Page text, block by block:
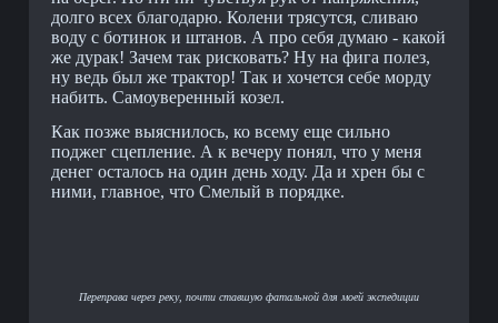
долго всех благодарю. Колени трясутся, сливаю
воду с ботинок и штанов. А про себя думаю - какой
же дурак! Зачем так рисковать? Ну на фига полез,
ну ведь был же трактор! Так и хочется себе морду
набить. Самоуверенный козел.
Как позже выяснилось, ко всему еще сильно
поджег сцепление. А к вечеру понял, что у меня
денег осталось на один день ходу. Да и хрен бы с
ними, главное, что Смелый в порядке.
Переправа через реку, почти ставшую фатальной для моей экспедиции